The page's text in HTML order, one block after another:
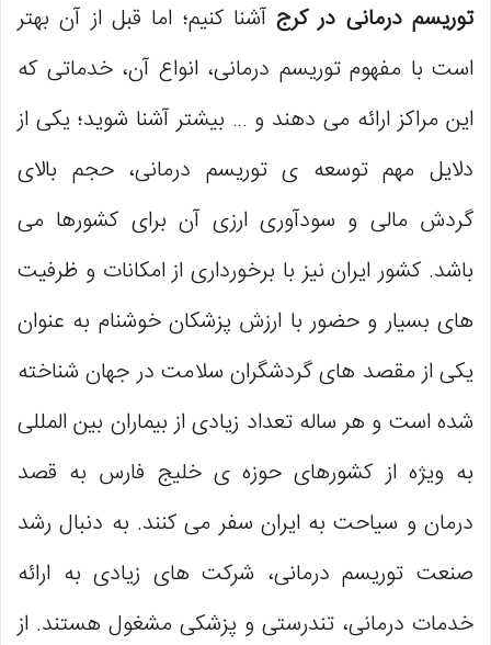
توریسم درمانی در کرجآشنا کنیم؛ اما قبل از آن بهتر
است با مفهوم توریسم درمانی، انواع آن، خدماتی که
این مراکز ارائه می دهند و … بیشتر آشنا شوید؛ یکی از
دلایل مهم توسعه ی توریسم درمانی، حجم بالای
گردش مالی و سودآوری ارزی آن برای کشورها می
باشد. کشور ایران نیز با برخورداری از امکانات و ظرفیت
های بسیار و حضور با ارزش پزشکان خوشنام به عنوان
یکی از مقصد های گردشگران سلامت در جهان شناخته
شده است و هر ساله تعداد زیادی از بیماران بین المللی
به ویژه از کشورهای حوزه ی خلیج فارس به قصد
درمان و سیاحت به ایران سفر می کنند. به دنبال رشد
صنعت توریسم درمانی، شرکت های زیادی به ارائه
خدمات درمانی، تندرستی و پزشکی مشغول هستند. از